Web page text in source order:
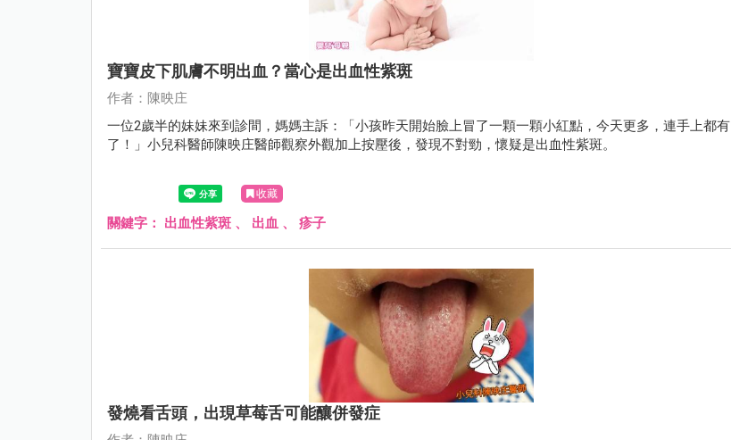
寶寶皮下肌膚不明出血？當心是出血性紫斑
作者：陳映庄
一位2歲半的妹妹來到診間，媽媽主訴：「小孩昨天開始臉上冒了一顆一顆小紅點，今天更多，連手上都有
了！」小兒科醫師陳映庄醫師觀察外觀加上按壓後，發現不對勁，懷疑是出血性紫斑。
收藏
關鍵字： 出血性紫斑 、 出血 、 疹子
發燒看舌頭，出現草莓舌可能釀併發症